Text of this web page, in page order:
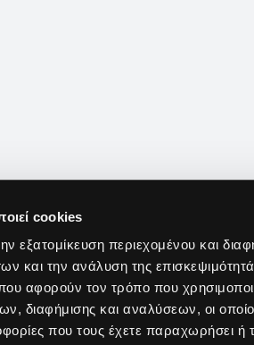
cookies
εξατομίκευση περιεχομένου και
και την ανάλυση της
αφορούν τον τρόπο που
διαφήμισης και αναλύσεων, οι
που τους έχετε παραχωρήσει ή